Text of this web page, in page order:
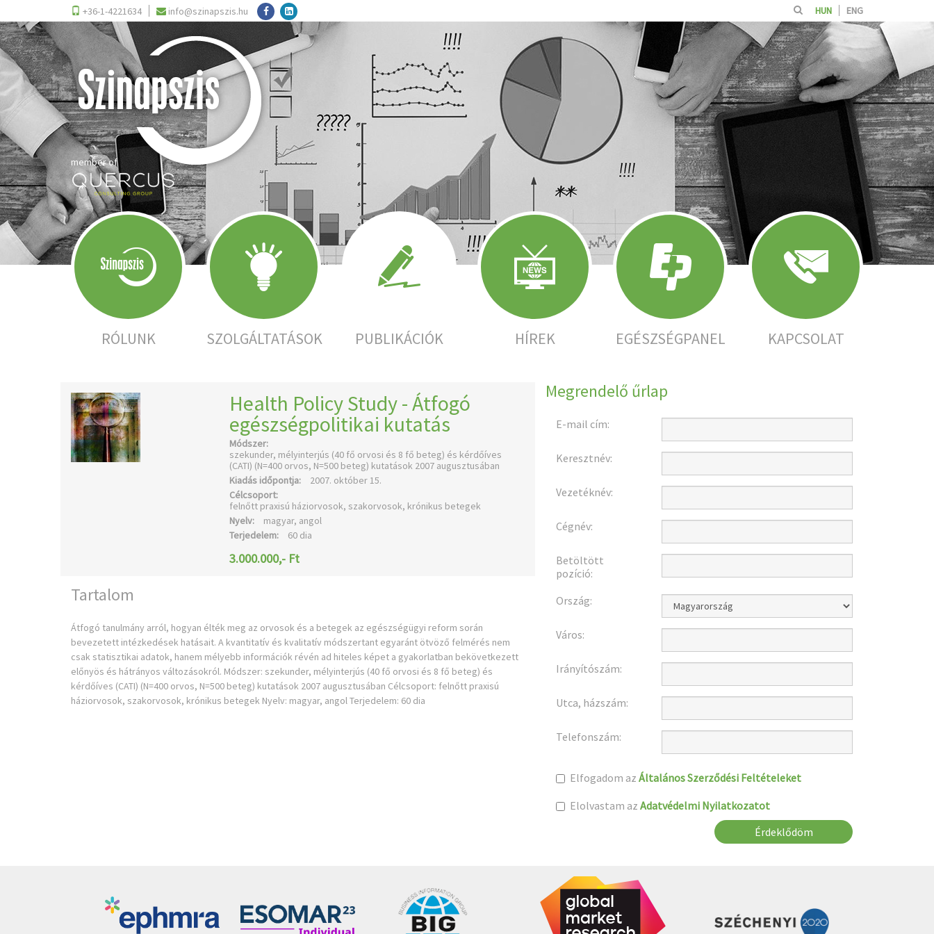
+36-1-4221634 info@szinapszis.hu HUN ENG
member of
RÓLUNK SZOLGÁLTATÁSOK PUBLIKÁCIÓK HÍREK EGÉSZSÉGPANEL KAPCSOLAT
Health Policy Study - Átfogó
egészségpolitikai kutatás
Módszer:
szekunder, mélyinterjús (40 fő orvosi és 8 fő beteg) és kérdőíves
(CATI) (N=400 orvos, N=500 beteg) kutatások 2007 augusztusában
Kiadás időpontja:
2007. október 15.
Célcsoport:
felnőtt praxisú háziorvosok, szakorvosok, krónikus betegek
Nyelv:
magyar, angol
Terjedelem:
60 dia
3.000.000,- Ft
Tartalom
Átfogó tanulmány arról, hogyan élték meg az orvosok és a betegek az egészségügyi reform során
bevezetett intézkedések hatásait. A kvantitatív és kvalitatív módszertant egyaránt ötvöző felmérés nem
csak statisztikai adatok, hanem mélyebb információk révén ad hiteles képet a gyakorlatban bekövetkezett
előnyös és hátrányos változásokról. Módszer: szekunder, mélyinterjús (40 fő orvosi és 8 fő beteg) és
kérdőíves (CATI) (N=400 orvos, N=500 beteg) kutatások 2007 augusztusában Célcsoport: felnőtt praxisú
háziorvosok, szakorvosok, krónikus betegek Nyelv: magyar, angol Terjedelem: 60 dia
Megrendelő űrlap
E-mail cím:
Keresztnév:
Vezetéknév:
Cégnév:
Betöltött
pozíció:
Ország:
Város:
Irányítószám:
Utca, házszám:
Telefonszám:
Elfogadom az Általános Szerződési Feltételeket
Elolvastam az Adatvédelmi Nyilatkozatot
Érdeklődöm